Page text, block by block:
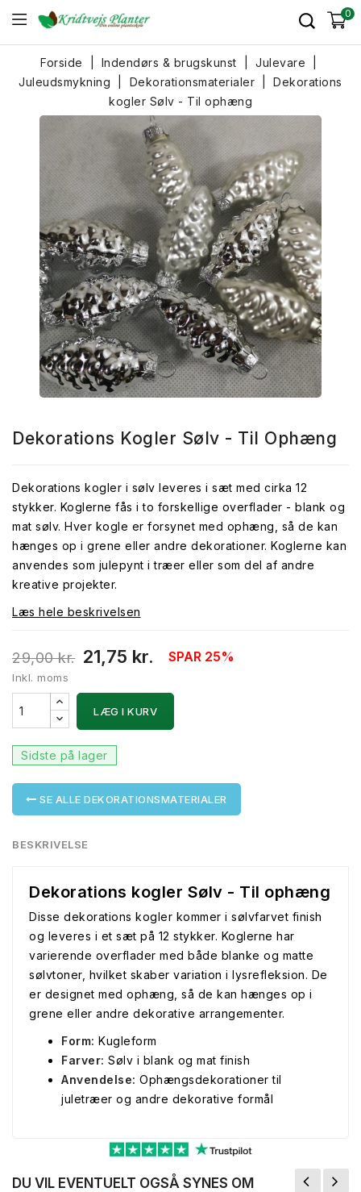
0
Forside Indendørs & brugskunst
Julevare
Juleudsmykning
Dekorationsmaterialer
Dekorations
kogler Sølv - Til ophæng
Dekorations Kogler Sølv - Til Ophæng
Dekorations kogler i sølv leveres i sæt med cirka 12
stykker. Koglerne fås i to forskellige overflader - blank og
mat sølv. Hver kogle er forsynet med ophæng, så de kan
hænges op i grene eller andre dekorationer. Koglerne kan
anvendes som julepynt i træer eller som del af andre
kreative projekter.
Læs hele beskrivelsen
29,00 kr. 21,75 kr. SPAR 25%
Inkl. moms
LÆG I KURV
Sidste på lager
SE ALLE DEKORATIONSMATERIALER
BESKRIVELSE
Dekorations kogler Sølv - Til ophæng
Disse dekorations kogler kommer i sølvfarvet finish
og leveres i et sæt på 12 stykker. Koglerne har
varierende overflader med både blanke og matte
sølvtoner, hvilket skaber variation i lysrefleksion. De
er designet med ophæng, så de kan hænges op i
grene eller andre dekorative arrangementer.
Form: Kugleform
Farver: Sølv i blank og mat finish
Anvendelse: Ophængsdekorationer til
juletræer og andre dekorative formål
DU VIL EVENTUELT OGSÅ SYNES OM